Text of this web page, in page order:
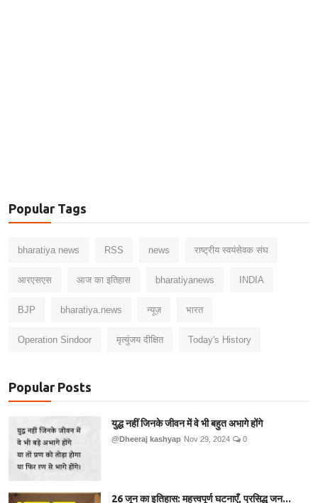
Popular Tags
bharatiya news RSS news राष्ट्रीय स्वयंसेवक संघ
आरएसएस आज का इतिहास bharatiyanews INDIA
BJP bharatiya.news न्यूज़ भारत
Operation Sindoor मृत्युंजय दीक्षित Today's History
Popular Posts
युद्ध नहीं जिनके जीवन में वे भी बहुत अभागे होंगे
@Dheeraj kashyap Nov 29, 2024 0
26 जून का इतिहास: महत्त्वपूर्ण घटनाएँ, प्रसिद्ध जन...